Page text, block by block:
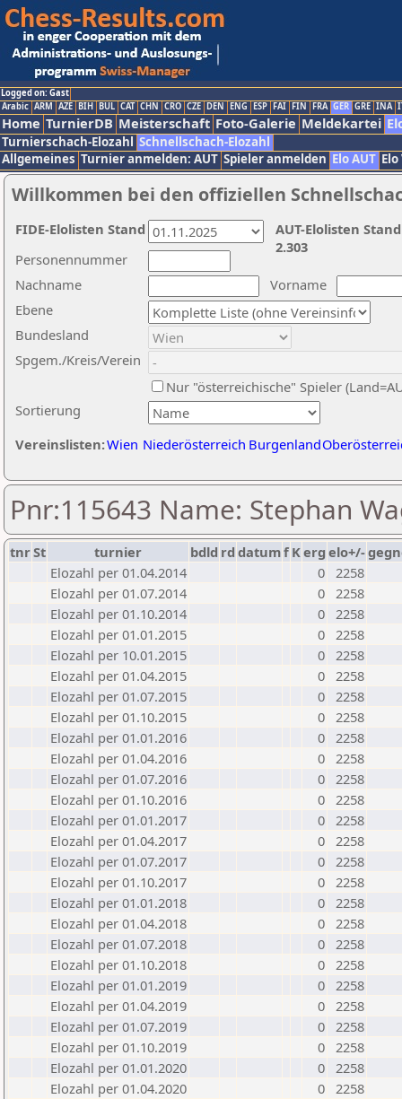
Logged on: Gast
Arabic ARM AZE BIH BUL CAT CHN CRO CZE DEN ENG ESP FAI FIN FRA GER GRE INA
Home TurnierDB Meisterschaft Foto-Galerie Meldekartei
Turnierschach-Elozahl Schnellschach-Elozahl
Allgemeines Turnier anmelden: AUT Spieler anmelden Elo AUT
Willkommen bei den offiziellen
Nachname
Vorname
Ebene
Sortierung
Personennummer
Bundesland
Spgem./Kreis/Verein
Nur "österreichische" Spieler
Vereinslisten:Wien Niederösterreich Burgenland
AUT-Elolisten
2.303
FIDE-Elolisten Stand
Pnr:115643 Name: Stephan
tnrSt turnier bdld rd datumf Kerg elo+/-
Elozahl per 01.04.2014
0 2258
Elozahl per 01.07.2014
0 2258
Elozahl per 01.10.2014
0 2258
Elozahl per 01.01.2015
0 2258
Elozahl per 10.01.2015
0 2258
Elozahl per 01.04.2015
0 2258
Elozahl per 01.07.2015
0 2258
Elozahl per 01.10.2015
0 2258
Elozahl per 01.01.2016
0 2258
Elozahl per 01.04.2016
0 2258
Elozahl per 01.07.2016
0 2258
Elozahl per 01.10.2016
0 2258
Elozahl per 01.01.2017
0 2258
Elozahl per 01.04.2017
0 2258
Elozahl per 01.07.2017
0 2258
Elozahl per 01.10.2017
0 2258
Elozahl per 01.01.2018
0 2258
Elozahl per 01.04.2018
0 2258
Elozahl per 01.07.2018
0 2258
Elozahl per 01.10.2018
0 2258
Elozahl per 01.01.2019
0 2258
Elozahl per 01.04.2019
0 2258
Elozahl per 01.07.2019
0 2258
Elozahl per 01.10.2019
0 2258
Elozahl per 01.01.2020
0 2258
Elozahl per 01.04.2020
0 2258